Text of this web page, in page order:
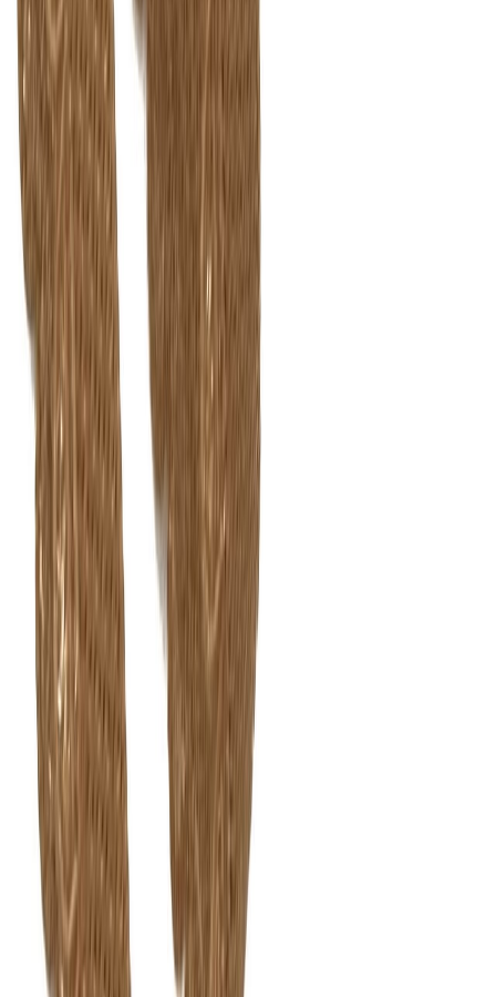
Швейная фурнитура
товаров
Покупателю
Доставка
Оплата Скидки Вопросы и ответы
Аккаунт
Войти
Главная
Ажурная резинка
Отделочная резинка ажурная
загар 10 мм
35 ₽
В наличии
Артикул:
Производитель
:
Цвет
коричневый
Ширина, мм
Цена указана за 1 метр.
В корзину
Описание